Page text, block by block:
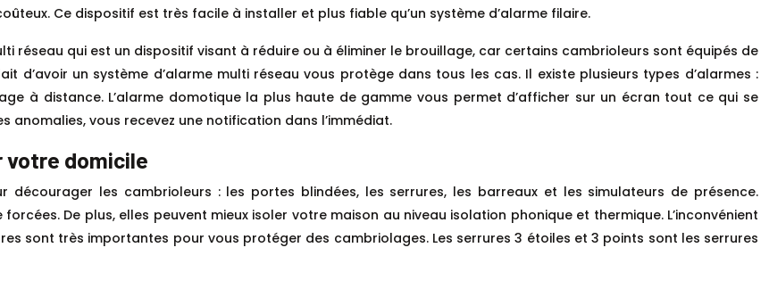
Ce dispositif est très facile à installer et plus fiable qu’un système d’alarme filaire.
réseau qui est un dispositif visant à réduire ou à éliminer le brouillage, car certains cambrioleurs sont équipés de
d’avoir un système d’alarme multi réseau vous protège dans tous les cas. Il existe plusieurs types d’alarmes :
à distance. L’alarme domotique la plus haute de gamme vous permet d’afficher sur un écran tout ce qui se
anomalies, vous recevez une notification dans l’immédiat.
votre domicile
décourager les cambrioleurs : les portes blindées, les serrures, les barreaux et les simulateurs de présence.
De plus, elles peuvent mieux isoler votre maison au niveau isolation phonique et thermique. L’inconvénient
sont très importantes pour vous protéger des cambriolages. Les serrures 3 étoiles et 3 points sont les serrures